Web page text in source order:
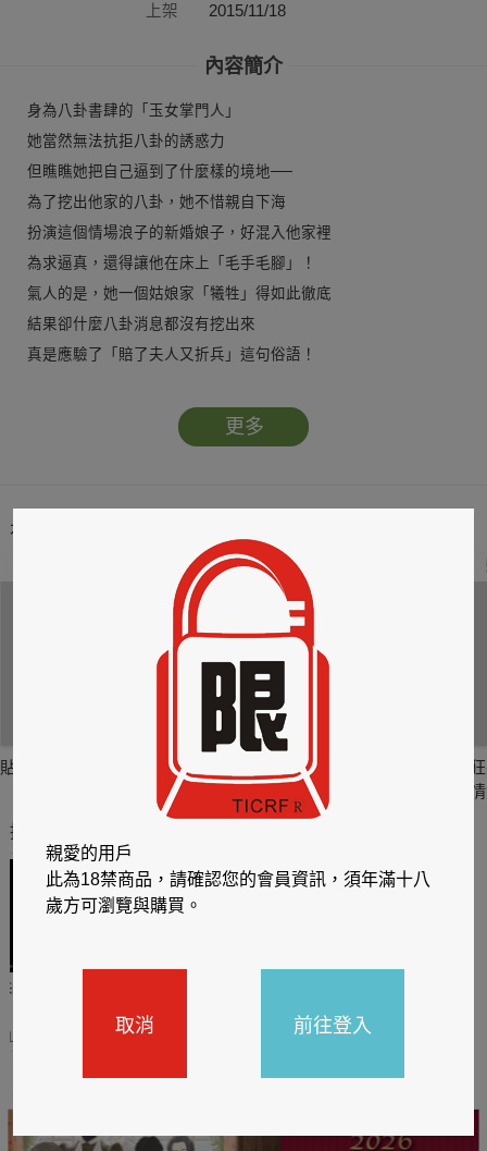
上架
2015/11/18
內容簡介
身為八卦書肆的「玉女掌門人」
她當然無法抗拒八卦的誘惑力
但瞧瞧她把自己逼到了什麼樣的境地──
為了挖出他家的八卦，她不惜親自下海
扮演這個情場浪子的新婚娘子，好混入他家裡
為求逼真，還得讓他在床上「毛手毛腳」！
氣人的是，她一個姑娘家「犧牲」得如此徹底
結果卻什麼八卦消息都沒有挖出來
真是應驗了「賠了夫人又折兵」這句俗語！
非常不專業地和他「假戲真作」起來
把自己也拉進了這一團混亂裡
更多
本類暢銷榜
貼身剪裁II：如癮
貼心情婦～魅惑之
六
情竊竹心～魅惑之
四
推薦你買好東西
2026/06/20 - 2026/08/31 2026/06/20 - 2026/08/31
親愛的用戶
此為18禁商品，請確認您的會員資訊，須年滿十八
歲方可瀏覽與購買。
取消 前往登入